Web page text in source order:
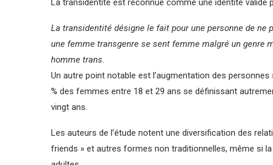
La transidentité est reconnue comme une identité valide
La transidentité désigne le fait pour une personne de ne
une femme transgenre se sent femme malgré un genre
homme trans.
Un autre point notable est l’augmentation des
% des femmes entre 18 et 29 ans se définissant
vingt ans.
Les auteurs de l’étude notent une diversification des
friends » et autres formes non traditionnelles, même si